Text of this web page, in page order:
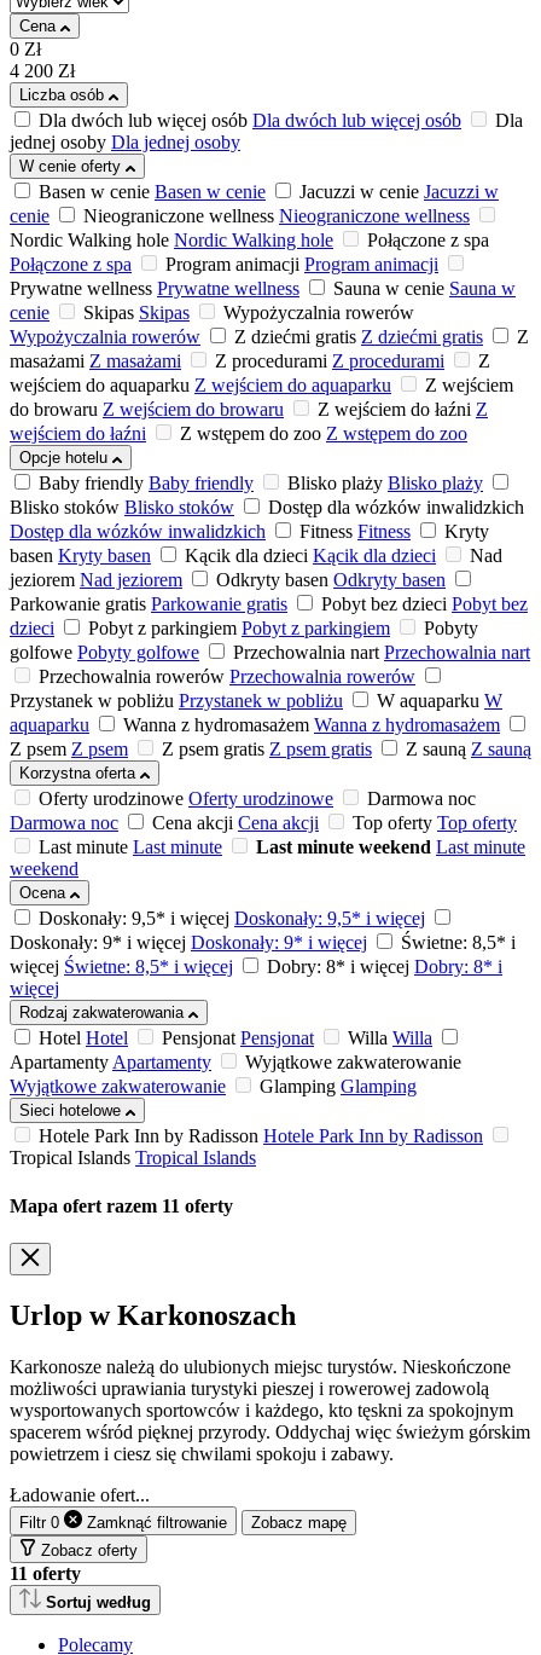
Cena
0 Zł
4 200 Zł
Liczba osób
Dla dwóch lub więcej osób Dla dwóch lub więcej osób
Dla
jednej osoby Dla jednej osoby
W cenie oferty
Basen w cenie Basen w cenie Jacuzzi w cenie Jacuzzi w
cenie
Nieograniczone wellness Nieograniczone wellness
Nordic Walking hole Nordic Walking hole
Połączone z spa
Połączone z spa
Program animacji Program animacji
Prywatne wellness Prywatne wellness Sauna w cenie Sauna w
cenie
Skipas Skipas
Wypożyczalnia rowerów
Wypożyczalnia rowerów
Z dziećmi gratis Z dziećmi gratis
Z
masażami Z masażami Z procedurami Z procedurami
Z
wejściem do aquaparku Z wejściem do aquaparku
Z wejściem
do browaru Z wejściem do browaru Z wejściem do łaźni Z
wejściem do łaźni
Z wstępem do zoo Z wstępem do zoo
Opcje hotelu
Baby friendly Baby friendly Blisko plaży Blisko plaży
Blisko stoków Blisko stoków
Dostęp dla wózków inwalidzkich
Dostęp dla wózków inwalidzkich
Fitness Fitness
Kryty
basen Kryty basen Kącik dla dzieci Kącik dla dzieci
Nad
jeziorem Nad jeziorem Odkryty basen Odkryty basen
Parkowanie gratis Parkowanie gratis Pobyt bez dzieci Pobyt bez
dzieci
Pobyt z parkingiem Pobyt z parkingiem
Pobyty
golfowe Pobyty golfowe Przechowalnia nart Przechowalnia nart
Przechowalnia rowerów Przechowalnia rowerów
Przystanek w pobliżu Przystanek w pobliżu W aquaparku W
aquaparku
Wanna z hydromasażem Wanna z hydromasażem
Z psem Z psem Z psem gratis Z psem gratis Z sauną Z sauną
Korzystna oferta
Oferty urodzinowe Oferty urodzinowe
Darmowa noc
Darmowa noc
Cena akcji Cena akcji Top oferty Top oferty
Last minute Last minute Last minute weekend Last minute
weekend
Ocena
Doskonały: 9,5* i więcej Doskonały: 9,5* i więcej
Doskonały: 9* i więcej Doskonały: 9* i więcej
Świetne: 8,5* i
więcej Świetne: 8,5* i więcej Dobry: 8* i więcej Dobry: 8* i
więcej
Rodzaj zakwaterowania
Hotel Hotel Pensjonat Pensjonat Willa Willa
ApartamentyApartamenty
Wyjątkowe zakwaterowanie
Wyjątkowe zakwaterowanie
Glamping Glamping
Sieci hotelowe
Hotele Park Inn by Radisson Hotele Park Inn by Radisson
Tropical Islands Tropical Islands
Mapa ofert razem 11 oferty
Urlop w Karkonoszach
Karkonosze należą do ulubionych miejsc turystów. Nieskończone
możliwości uprawiania turystyki pieszej i rowerowej zadowolą
wysportowanych sportowców i każdego, kto tęskni za spokojnym
spacerem wśród pięknej przyrody. Oddychaj więc świeżym górskim
powietrzem i ciesz się chwilami spokoju i zabawy.
Ładowanie ofert...
Filtr 0 Zamknąć filtrowanie
Zobacz mapę
Zobacz oferty
11 oferty
Sortuj według
Polecamy